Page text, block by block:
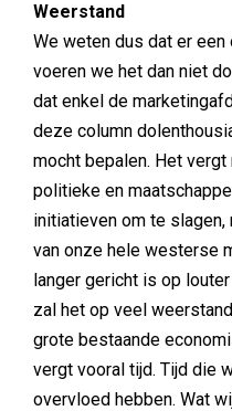
Weerstand
We weten dus dat er
voeren we het dan niet
dat enkel de
deze column
mocht bepalen. Het
politieke en
initiatieven om te slagen,
van onze hele westerse
langer gericht is op
zal het op veel
grote bestaande
vergt vooral tijd. Tijd die
overvloed hebben. Wat